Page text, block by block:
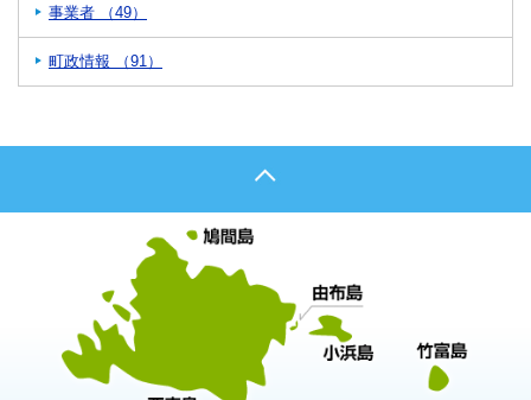
事業者 （49）
町政情報 （91）